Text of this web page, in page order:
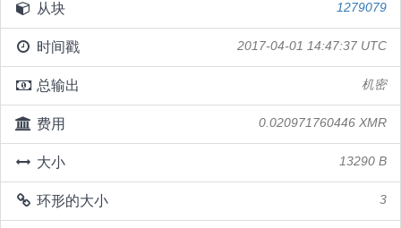
从块 1279079
时间戳 2017-04-01 14:47:37 UTC
总输出 机密
费用 0.020971760446 XMR
大小 13290 B
环形的大小 3